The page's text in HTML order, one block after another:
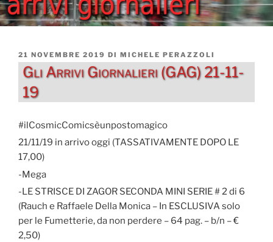
PUBBLICATO
IL
21 NOVEMBRE 2019 DI MICHELE PERAZZOLI
Gli Arrivi Giornalieri (GAG) 21-11-
19
#ilCosmicComicsèunpostomagico
21/11/19 in arrivo oggi (TASSATIVAMENTE DOPO LE
17,00)
-Mega
-LE STRISCE DI ZAGOR SECONDA MINI SERIE # 2 di 6
(Rauch e Raffaele Della Monica – In ESCLUSIVA solo
per le Fumetterie, da non perdere – 64 pag. – b/n – €
2,50)